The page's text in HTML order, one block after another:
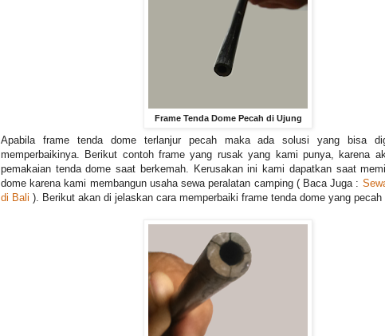
Frame Tenda Dome Pecah di Ujung
Apabila frame tenda dome terlanjur pecah maka ada solusi yang bisa
memperbaikinya. Berikut contoh frame yang rusak yang kami punya, karena
pemakaian tenda dome saat berkemah. Kerusakan ini kami dapatkan saat
dome karena kami membangun usaha sewa peralatan camping ( Baca Juga :
di Bali ). Berikut akan di jelaskan cara memperbaiki frame tenda dome yang pecah